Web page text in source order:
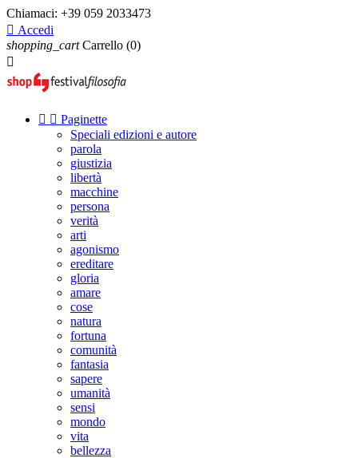
Chiamaci: +39 059 2033473
 Accedi
shopping_cart Carrello (0)

  Paginette
Speciali edizioni e autore
parola
giustizia
libertà
macchine
persona
verità
arti
agonismo
ereditare
gloria
amare
cose
natura
fortuna
comunità
fantasia
sapere
umanità
sensi
mondo
vita
bellezza